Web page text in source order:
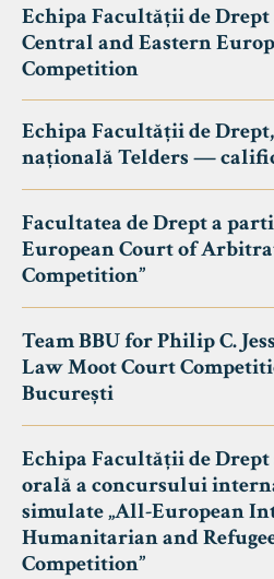
Echipa Facultății de
Central and Eastern
Competition
Echipa Facultății de
națională Telders —
Facultatea de Drept a
European Court of
Competition”
Team BBU for Philip C.
Law Moot Court
București
Echipa Facultății de
orală a concursului
simulate „All-European
Humanitarian and
Competition”